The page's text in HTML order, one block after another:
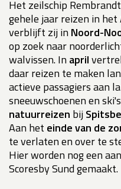
Het zeilschip
gehele jaar reizen in het
verblijft zij in Noord-
op zoek naar
walvissen. In april
daar reizen te maken
actieve passagiers aan
sneeuwschoenen en
natuurreizen bij
Aan het einde van de
te verlaten en over te
Hier worden nog een
Scoresby Sund gemaakt.